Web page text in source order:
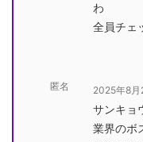
わ
全員チェ
匿名 2025年8月
サンキョ
業界のボ